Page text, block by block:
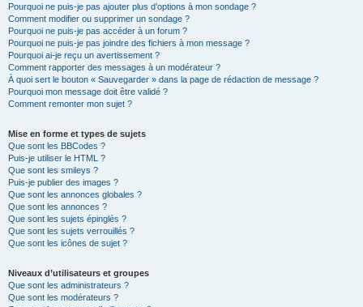
Pourquoi ne puis-je pas ajouter plus d’options à mon sondage ?
Comment modifier ou supprimer un sondage ?
Pourquoi ne puis-je pas accéder à un forum ?
Pourquoi ne puis-je pas joindre des fichiers à mon message ?
Pourquoi ai-je reçu un avertissement ?
Comment rapporter des messages à un modérateur ?
À quoi sert le bouton « Sauvegarder » dans la page de rédaction de message ?
Pourquoi mon message doit être validé ?
Comment remonter mon sujet ?
Mise en forme et types de sujets
Que sont les BBCodes ?
Puis-je utiliser le HTML ?
Que sont les smileys ?
Puis-je publier des images ?
Que sont les annonces globales ?
Que sont les annonces ?
Que sont les sujets épinglés ?
Que sont les sujets verrouillés ?
Que sont les icônes de sujet ?
Niveaux d’utilisateurs et groupes
Que sont les administrateurs ?
Que sont les modérateurs ?